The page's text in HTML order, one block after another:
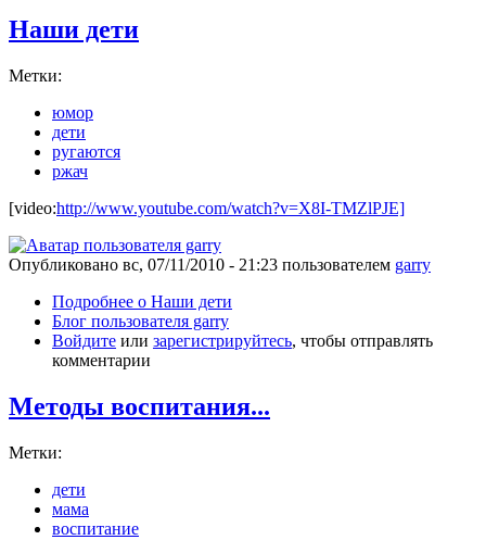
Наши дети
Метки:
юмор
дети
ругаются
ржач
[video:http://www.youtube.com/watch?v=X8I-TMZlPJE]
Опубликовано вс, 07/11/2010 - 21:23 пользователем garry
Подробнее о Наши дети
Блог пользователя garry
Войдите или зарегистрируйтесь, чтобы отправлять
комментарии
Методы воспитания...
Метки:
дети
мама
воспитание